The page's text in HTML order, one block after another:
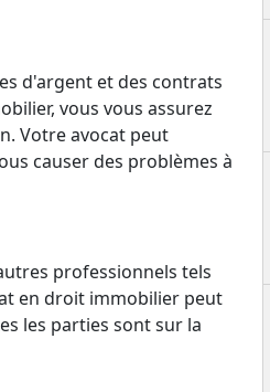
d'argent et des contrats
vous vous assurez
Votre avocat peut
causer des problèmes à
professionnels tels
en droit immobilier peut
les parties sont sur la